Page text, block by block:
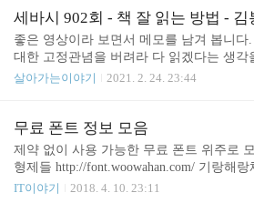
괜찮았습니다. 중고서점을 뒤져서라도 한
둬야 되겠습니다. 김봉진 대표가 창..
로 없는 거 같은데요. 배민 다움이라는 책이
로 있어서 이 책을 먼저 읽게 되었습니다.
책은 홍성태 교수가 김봉진 대표를 인터뷰
의 상황을 기준으로 합니다. 회사도 석촌호
느낌은 어떨지 궁금하지만 지금은 올림픽
편에 있습니다. 책의 내용은 브랜딩에 대해
으로 다룹니다. 배민 다움이라는 책의 제
배민..
세바시 902회 - 책 잘 읽는 방법 - 김
좋은 영상이라 보면서 메모를 남겨 봅니다.
대한 고정관념을 버려라 다 읽겠다는 생각
다. 과감히 모서리를 접고 밑줄도 칩니다.
다. 3. 책 읽는 시간보다 습관을 만들자 짬짬
다. 계회적으로 읽으려고 하면 책 읽을 준
시간 보내고, 막상 읽으려 하면 졸려서 잡
책장보다는 책상 위에 둡니다. 냉장고에 있
다 식탁 위에 있는 음식에 손이 먼저 가는
살아가는이야기 2021. 2. 24. 23:44
무료 폰트 정보 모음
제약 없이 사용 가능한 무료 폰트 위주로
형제들 http://font.woowahan.com/ 기랑해
체, 한나는 11살체 스웨거 http://
IT이야기 2018. 4. 10. 23:11